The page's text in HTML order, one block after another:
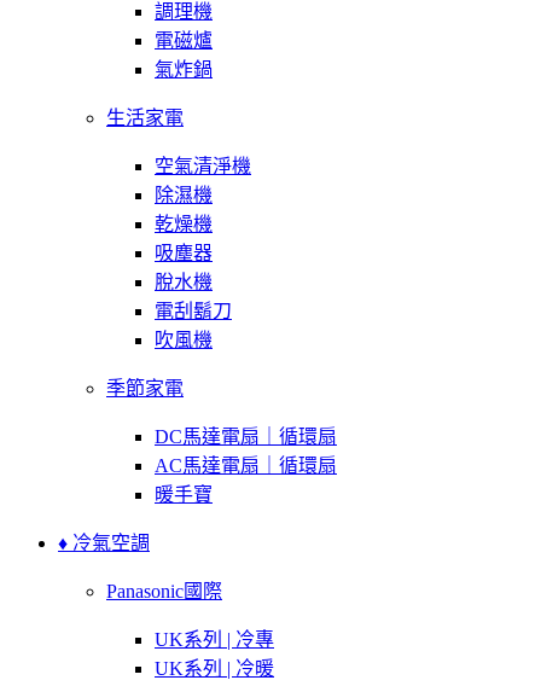
調理機
電磁爐
氣炸鍋
生活家電
空氣清淨機
除濕機
乾燥機
吸塵器
脫水機
電刮鬍刀
吹風機
季節家電
DC馬達電扇｜循環扇
AC馬達電扇｜循環扇
暖手寶
♦ 冷氣空調
Panasonic國際
UK系列 | 冷專
UK系列 | 冷暖